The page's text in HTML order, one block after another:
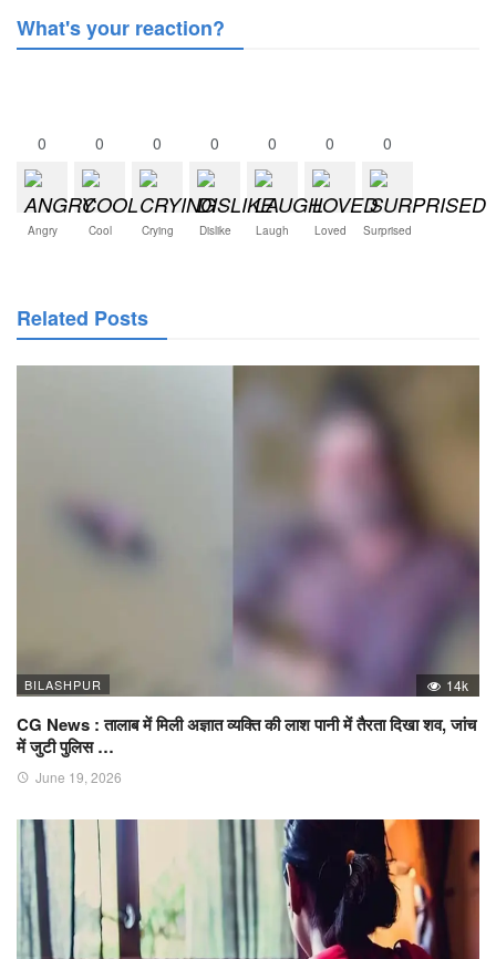
What's your reaction?
0
Angry
0
Cool
0
Crying
0
Dislike
0
Laugh
0
Loved
0
Surprised
Related Posts
BILASHPUR 14k
CG News : तालाब में मिली अज्ञात व्यक्ति की लाश पानी में तैरता दिखा शव, जांच
में जुटी पुलिस …
June 19, 2026